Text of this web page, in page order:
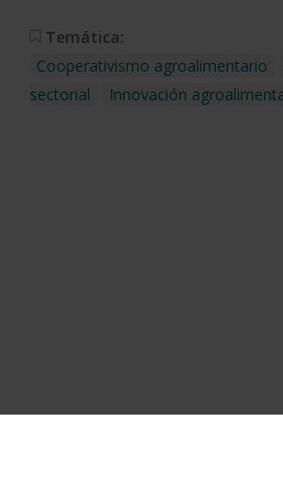
Temática:
Cooperativismo agroalimentario
sectorial
Innovación